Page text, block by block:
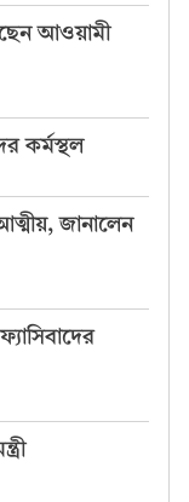
আওয়ামী
কর্মস্থল
জানালেন